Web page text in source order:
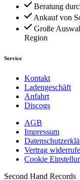
Beratung
Ankauf von
Große
Region
Service
Kontakt
Ladengeschäft
Anfahrt
Discogs
AGB
Impressum
Vertrag
Cookie
Second Hand Records